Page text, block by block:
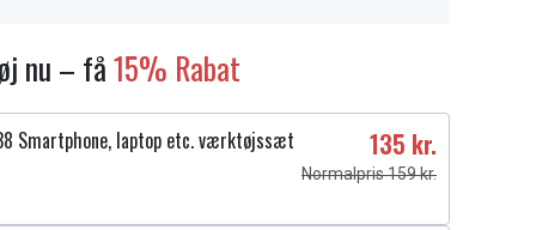
nu – få15% Rabat
Smartphone, laptop etc. værktøjssæt 135 kr.
Normalpris 159 kr.